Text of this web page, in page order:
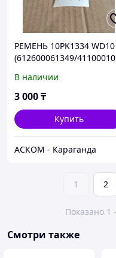
РЕМЕНЬ 10PK1334 WD10
(612600061349/
В наличии
3 000₸
Купить
АСКОМ - Караганда
1 2
Показано 1
Смотри также